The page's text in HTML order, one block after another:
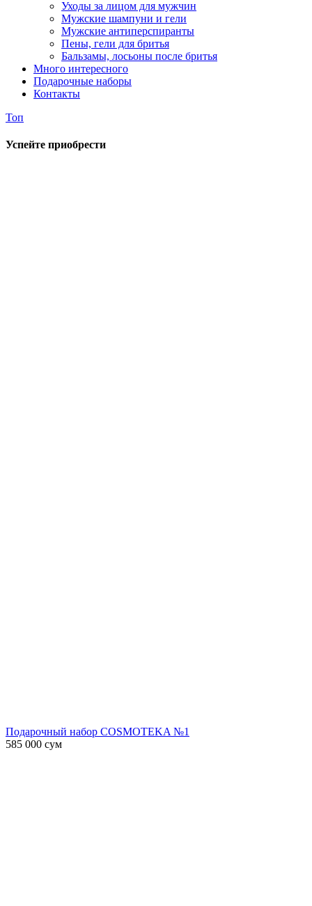
Уходы за лицом для мужчин
Мужские шампуни и гели
Мужские антиперспиранты
Пены, гели для бритья
Бальзамы, лосьоны после бритья
Много интересного
Подарочные наборы
Контакты
Топ
Успейте приобрести
Подарочный набор COSMOTEKA №1
585 000 сум